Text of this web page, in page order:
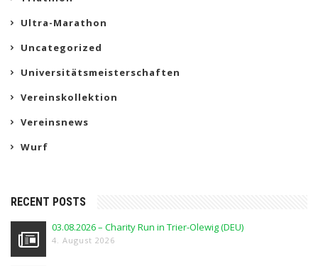
Ultra-Marathon
Uncategorized
Universitätsmeisterschaften
Vereinskollektion
Vereinsnews
Wurf
RECENT POSTS
03.08.2026 – Charity Run in Trier-Olewig (DEU)
4. August 2026